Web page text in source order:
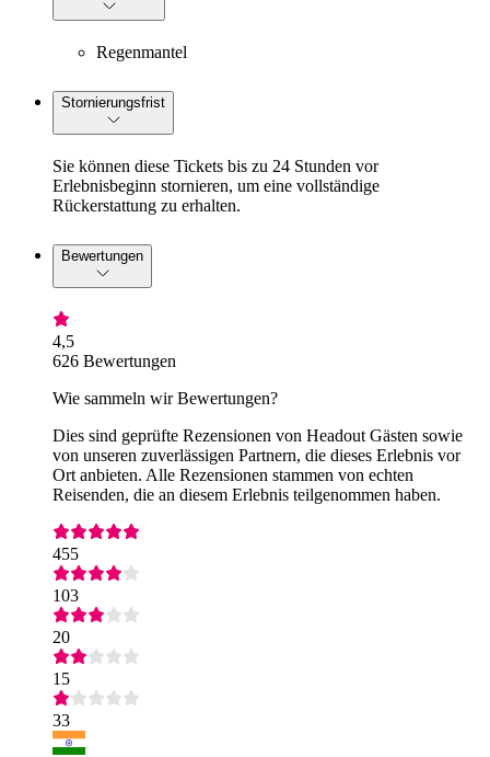
Regenmantel
Stornierungsfrist
Sie können diese Tickets bis zu 24 Stunden vor
Erlebnisbeginn stornieren, um eine vollständige
Rückerstattung zu erhalten.
Bewertungen
4,5
626 Bewertungen
Wie sammeln wir Bewertungen?
Dies sind geprüfte Rezensionen von Headout Gästen sowie
von unseren zuverlässigen Partnern, die dieses Erlebnis vor
Ort anbieten. Alle Rezensionen stammen von echten
Reisenden, die an diesem Erlebnis teilgenommen haben.
455
103
20
15
33